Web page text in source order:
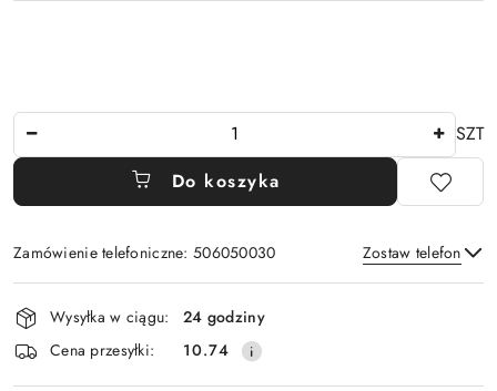
SZT
Do koszyka
Zamówienie telefoniczne: 506050030 Zostaw telefon
Wyślij
Dostępność
i
dostawa
Wysyłka w ciągu:
24 godziny
Cena przesyłki:
10.74